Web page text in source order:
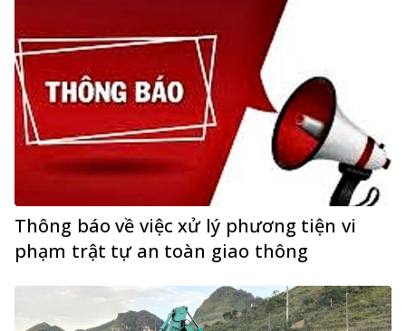
Thông báo về việc xử lý phương tiện vi
phạm trật tự an toàn giao thông